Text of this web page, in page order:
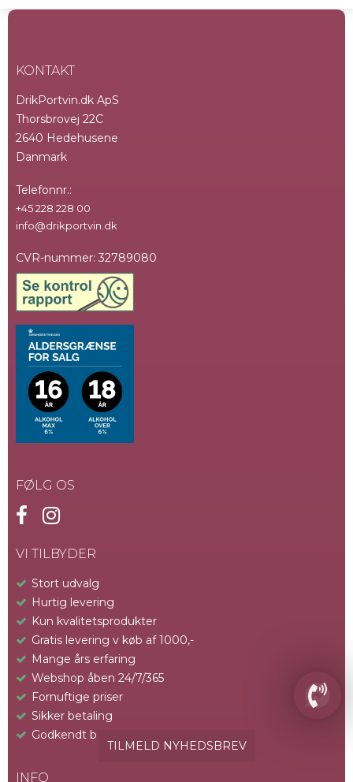
KONTAKT
DrikPortvin.dk ApS
Thorsbrovej 22C
2640 Hedehusene
Danmark
Telefonnr.:
+45 228 228 00
info@drikportvin.dk
CVR-nummer: 32789080
FØLG OS
VI TILBYDER
Stort udvalg
Hurtig levering
Kun kvalitetsprodukter
Gratis levering v køb af 1000,-
Mange års erfaring
Webshop åben 24/7/365
Fornuftige priser
Sikker betaling
Godkendt betalingssystem
INFO
TILMELD NYHEDSBREV